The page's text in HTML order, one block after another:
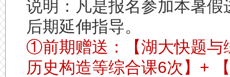
说明：凡是报名参加本暑
后期延伸指导。
①前期赠送：【湖大快题与
历史构造等综合课6次】+